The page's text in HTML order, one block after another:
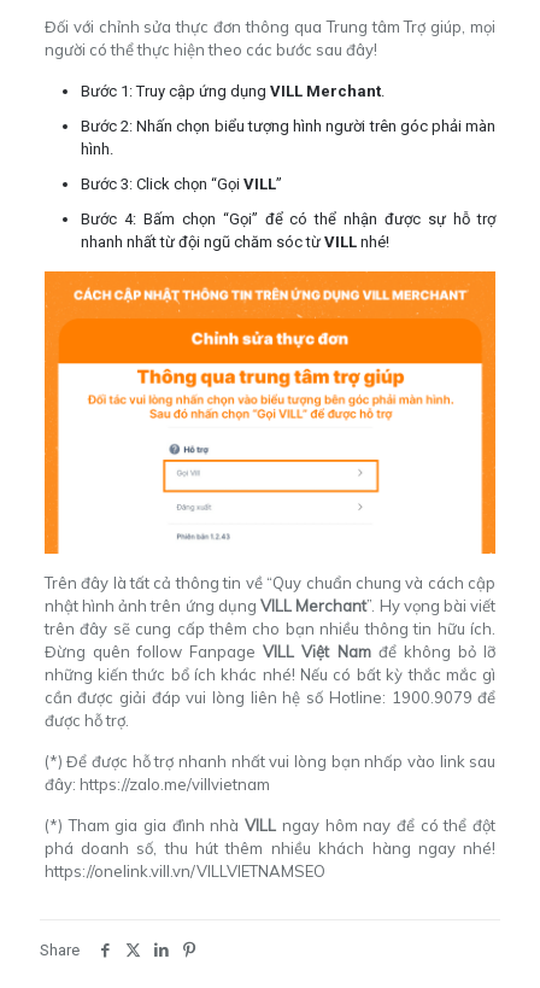
Đối với chỉnh sửa thực đơn thông qua Trung tâm Trợ giúp, mọi
người có thể thực hiện theo các bước sau đây!
Bước 1: Truy cập ứng dụng VILL Merchant.
Bước 2: Nhấn chọn biểu tượng hình người trên góc phải màn
hình.
Bước 3: Click chọn “Gọi VILL”
Bước 4: Bấm chọn “Gọi” để có thể nhận được sự hỗ trợ
nhanh nhất từ đội ngũ chăm sóc từ VILLnhé!
Trên đây là tất cả thông tin về “Quy chuẩn chung và cách cập
nhật hình ảnh trên ứng dụngVILL Merchant”. Hy vọng bài viết
trên đây sẽ cung cấp thêm cho bạn nhiều thông tin hữu ích.
Đừng quên follow FanpageVILL Việt Namđể không bỏ lỡ
những kiến thức bổ ích khác nhé! Nếu có bất kỳ thắc mắc gì
cần được giải đáp vui lòng liên hệ số Hotline: 1900.9079 để
được hỗ trợ.
(*) Để được hỗ trợ nhanh nhất vui lòng bạn nhấp vào link sau
đây: https://zalo.me/villvietnam
(*) Tham gia gia đình nhàVILL ngay hôm nay để có thể đột
phá doanh số, thu hút thêm nhiều khách hàng ngay nhé!
https://onelink.vill.vn/VILLVIETNAMSEO
Share